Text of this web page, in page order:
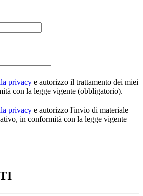
privacy e autorizzo il trattamento dei miei
con la legge vigente (obbligatorio).
privacy e autorizzo l'invio di materiale
in conformità con la legge vigente